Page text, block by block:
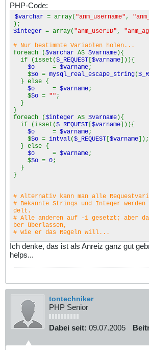
PHP-Code:
$varchar = array( "anm_username" ,
);
$integer = array( "anm_userID" ,
# Nur bestimmte Variablen holen...
foreach ($varchar AS $varname){
if (isset($_REQUEST [$varname])){
$o = $varname;
$$o = mysql_real_escape_string(
} else {
$o = $varname;
$$o = "" ;
}
}
foreach ($integer AS $varname){
if (isset($_REQUEST [$varname])){
$o = $varname;
$$o = intval($_REQUEST [$varname]);
} else {
$o = $varname;
$$o = 0;
}
}
# Alternativ kann man alle
# Bekannte Strings und Integer werden
delt.
# Alle anderen auf -1 gesetzt; aber
ber überlassen,
# wie er das Regeln will...
foreach ( $_REQUEST AS$varname=>
if (!
if (in_array($varname,$varchar)){
} elseif (in_array($varname,
$$o=intval($value);
} else {
$
= -1;
}
}
}
Ich denke, das ist als Anreiz ganz gut
helps...
tontechniker
PHP Senior
Dabei seit: 09.07.2005